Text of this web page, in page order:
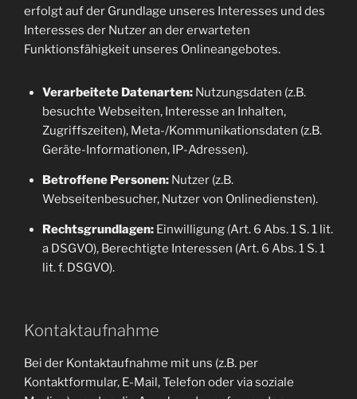
erfolgt auf der Grundlage unseres Interesses und des
Interesses der Nutzer an der erwarteten
Funktionsfähigkeit unseres Onlineangebotes.
Verarbeitete Datenarten:Nutzungsdaten (z.B.
besuchte Webseiten, Interesse an Inhalten,
Zugriffszeiten), Meta-/Kommunikationsdaten (z.B.
Geräte-Informationen, IP-Adressen).
Betroffene Personen:Nutzer (z.B.
Webseitenbesucher, Nutzer von Onlinediensten).
Rechtsgrundlagen:Einwilligung (Art. 6 Abs. 1 S. 1 lit.
a DSGVO), Berechtigte Interessen (Art. 6 Abs. 1 S. 1
lit. f. DSGVO).
Kontaktaufnahme
Bei der Kontaktaufnahme mit uns (z.B. per
Kontaktformular, E-Mail, Telefon oder via soziale